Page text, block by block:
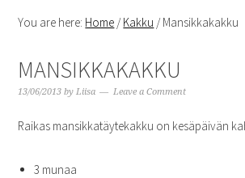
You are here: Home /Kakku /Mansikkakakku
MANSIKKAKAKKU
13/06/2013 byLiisa Leave a Comment
Raikas mansikkatäytekakku on kesäpäivän
3 munaa